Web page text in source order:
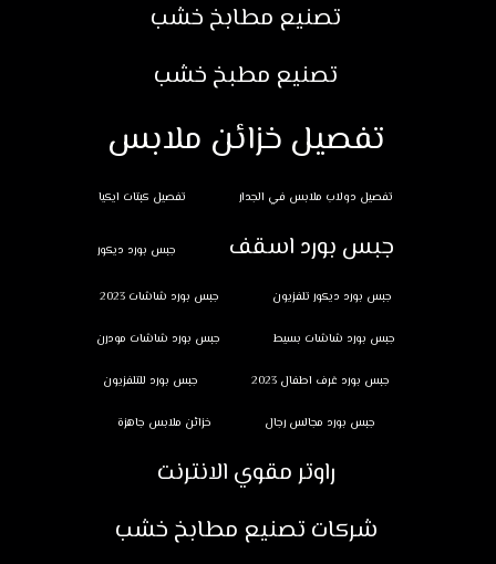
تصنيع مطابخ خشب
تصنيع مطبخ خشب
تفصيل خزائن ملابس
تفصيل دولاب ملابس في الجدار تفصيل كبتات ايكيا
جبس بورد اسقف جبس بورد ديكور
جبس بورد ديكور تلفزيون جبس بورد شاشات 2023
جبس بورد شاشات بسيط جبس بورد شاشات مودرن
جبس بورد غرف اطفال 2023 جبس بورد للتلفزيون
جبس بورد مجالس رجال خزائن ملابس جاهزة
راوتر مقوي الانترنت
شركات تصنيع مطابخ خشب